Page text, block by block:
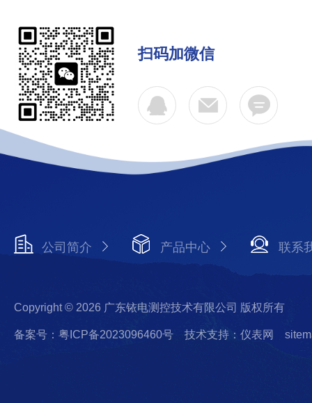
扫码加微信
公司简介 产品中心 联系
Copyright © 2026 广东铱电测控技术有限公司 版权所有
备案号：粤ICP备2023096460号 技术支持：仪表网